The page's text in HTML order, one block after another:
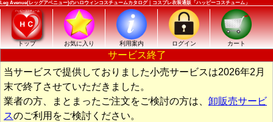
Leg Avenue(レッグアベニュー)のハロウィンコスチュームカタログ｜コスプレ衣装通販「ハッピーコスチューム」
トップ お気に入り 利用案内 ログイン カート
サービス終了
当サービスで提供しておりました小売サービスは2026年2月
末で終了させていただきました。
業者の方、まとまったご注文をご検討の方は、 卸販売サービ
スのご利用をご検討ください。